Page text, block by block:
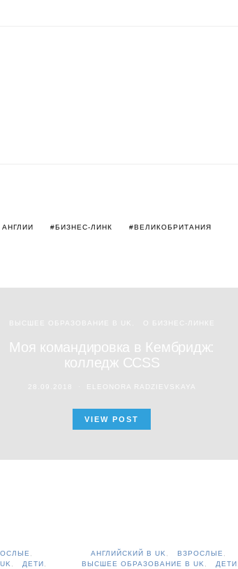
БИЗНЕС-ЛИНК ВЕЛИКОБРИТАНИЯ
ВЫСШЕЕ ОБРАЗОВАНИЕ В UK О БИЗНЕС-ЛИНКЕ
Моя командировка в Кембридж:
колледж CCSS
28.09.2018 ELEONORA RADZIEVSKAYA
VIEW POST
ДЕТИ
АНГЛИЙСКИЙ В UK
ВЗРОСЛЫЕ
ВЫСШЕЕ ОБРАЗОВАНИЕ В UK
ДЕТИ